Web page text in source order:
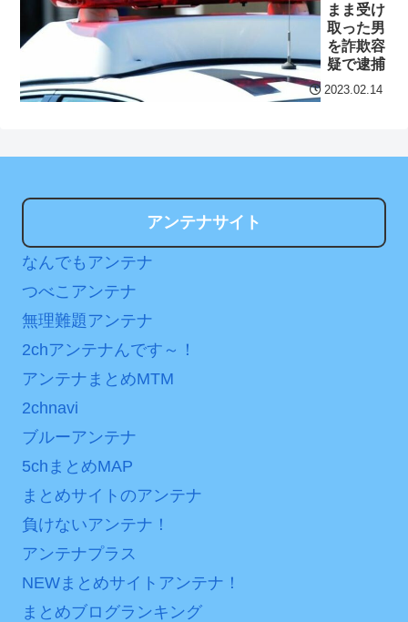
子どもの為に貯めたお金
の用途
NEW!
クレバテスⅡ-魔獣の王と
偽りの勇者伝承- 第4話 感
日本が北朝鮮に辛勝し二
次予選3連勝も、海外ファン
は采配に辛辣「おそろしい
内容の後半」「今日の森保
七ツ森りり ご令嬢と召使
いの禁断の恋…1日だけ許さ
れた夫婦としての時間をひ
たすら愛し合う。
Powered by livedoor 相
互RSS
Ｗ杯１次Ｌ敗退の韓国 議員
が「なぜ負けたのか？」ソ
ン・フンミン先発落ちは
「監督の報復」
ンパスがどれもこれも1500
円の課金チケに
滝沢秀明の新オーディショ
まま受け
取った男
を詐欺容
疑で逮捕
2023.02.14
アンテナサイト
なんでもアンテナ
つべこアンテナ
無理難題アンテナ
2chアンテナんです～！
アンテナまとめMTM
2chnavi
ブルーアンテナ
5chまとめMAP
まとめサイトのアンテナ
負けないアンテナ！
アンテナプラス
NEWまとめサイトアンテナ！
まとめブログランキング